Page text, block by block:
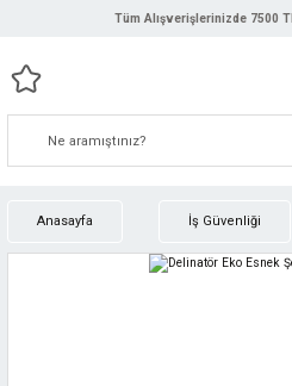
Tüm Alışverişlerinizde 7500
Anasayfa İş Güvenliği